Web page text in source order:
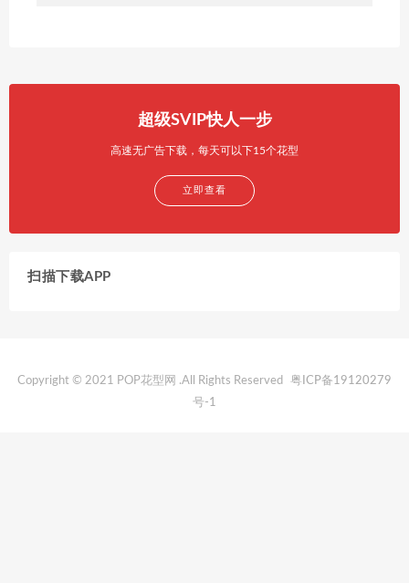
超级SVIP快人一步
高速无广告下载，每天可以下15个花型
立即查看
扫描下载APP
Copyright © 2021 POP花型网 .All Rights Reserved
粤ICP备19120279
号-1